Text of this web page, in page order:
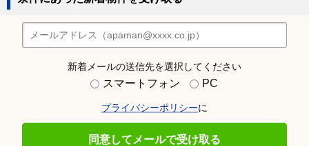
新着メールの送信先を選択してください
スマートフォン PC
プライバシーポリシーに
同意してメールで受け取る